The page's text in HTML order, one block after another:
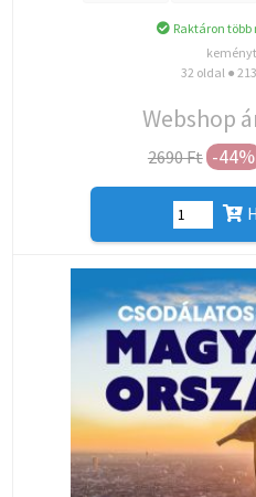
Raktáron
32 oldal ●
Webshop
2690 Ft -44%